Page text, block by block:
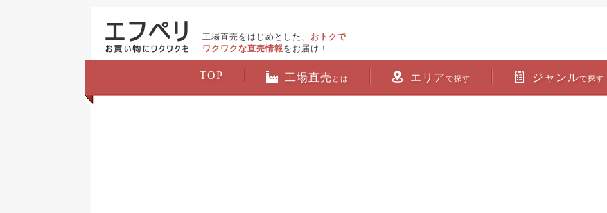
工場直売をはじめとした、 おトクで
ワクワクな直売情報 をお届け！
TOP 工場直売 とは エリアで探す ジャンルで探す